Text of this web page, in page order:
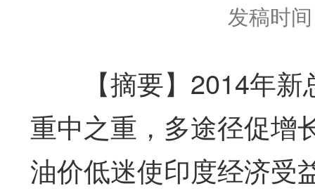
发稿时
【摘要】2014年
重中之重，多途径促增
油价低迷使印度经济受